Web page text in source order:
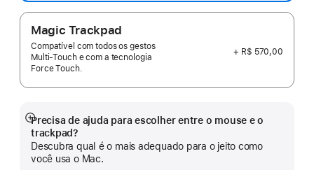
Magic Trackpad
Compatível com todos os gestos
Multi-Touch e com a tecnologia
Force Touch.
+ R$ 570,00
Precisa de ajuda para escolher entre o mouse e o
trackpad?
Descubra qual é o mais adequado para o jeito como
você usa o Mac.
Mostrar
mais